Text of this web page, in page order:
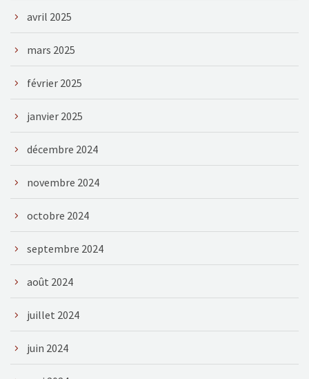
avril 2025
mars 2025
février 2025
janvier 2025
décembre 2024
novembre 2024
octobre 2024
septembre 2024
août 2024
juillet 2024
juin 2024